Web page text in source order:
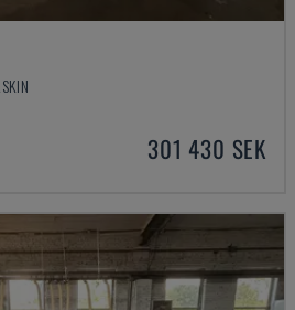
301 430 SEK